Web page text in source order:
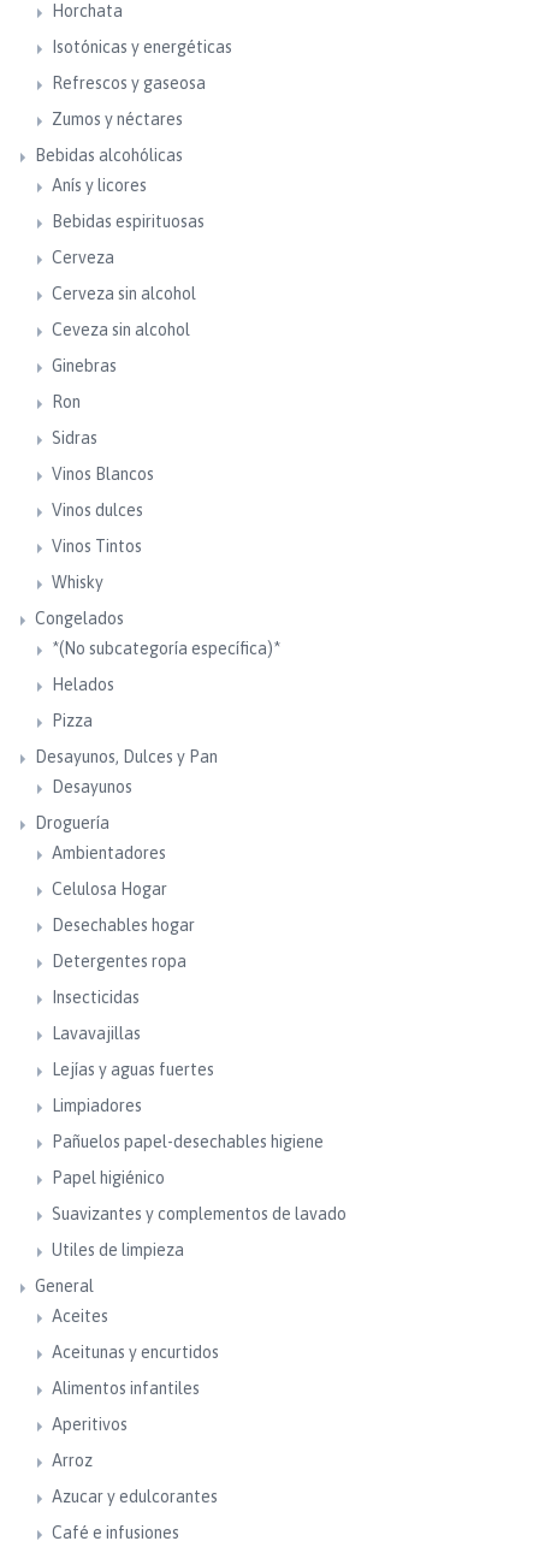
Horchata
Isotónicas y energéticas
Refrescos y gaseosa
Zumos y néctares
Bebidas alcohólicas
Anís y licores
Bebidas espirituosas
Cerveza
Cerveza sin alcohol
Ceveza sin alcohol
Ginebras
Ron
Sidras
Vinos Blancos
Vinos dulces
Vinos Tintos
Whisky
Congelados
*(No subcategoría específica)*
Helados
Pizza
Desayunos, Dulces y Pan
Desayunos
Droguería
Ambientadores
Celulosa Hogar
Desechables hogar
Detergentes ropa
Insecticidas
Lavavajillas
Lejías y aguas fuertes
Limpiadores
Pañuelos papel-desechables higiene
Papel higiénico
Suavizantes y complementos de lavado
Utiles de limpieza
General
Aceites
Aceitunas y encurtidos
Alimentos infantiles
Aperitivos
Arroz
Azucar y edulcorantes
Café e infusiones